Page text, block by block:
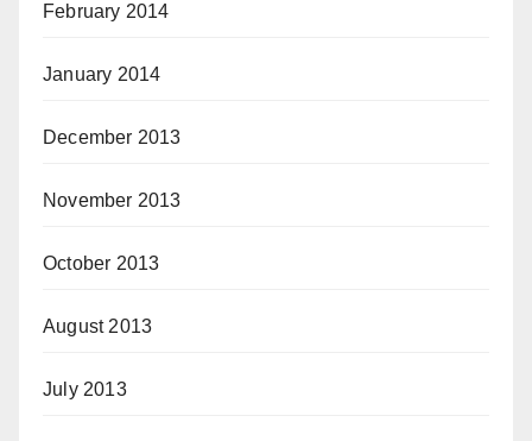
February 2014
January 2014
December 2013
November 2013
October 2013
August 2013
July 2013